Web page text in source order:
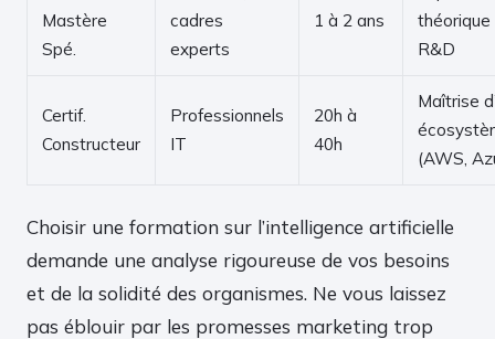
Mastère
Spé.
cadres
experts
1 à 2 ans
R&D
Certif.
Constructeur
Professionnels
IT
20h à
40h
Maîtrise
(AWS,
Choisir une formation sur l’intelligence artificielle
demande une analyse rigoureuse de vos besoins
et de la solidité des organismes. Ne vous laissez
pas éblouir par les promesses marketing trop